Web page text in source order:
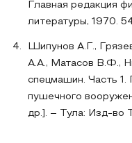
Главная редакция
литературы, 1970.
Шипунов А.Г.,
А.А., Матасов В.Ф.,
спецмашин. Часть 1.
пушечного
др.]. – Тула: Изд-во